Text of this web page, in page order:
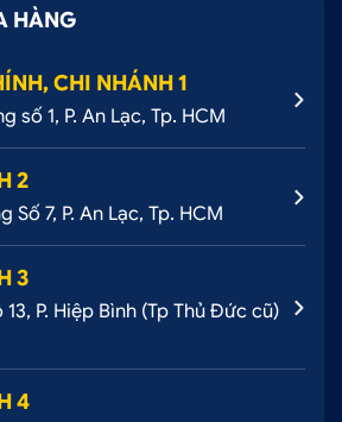
HÀNG
CHI NHÁNH 1
số 1, P. An Lạc, Tp. HCM
2
Số 7, P. An Lạc, Tp. HCM
3
P. Hiệp Bình (Tp Thủ Đức cũ)
4